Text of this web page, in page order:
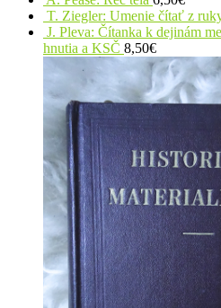
T. Ziegler: Umenie čítať z
J. Pleva: Čítanka k dejinám
hnutia a KSČ 8,50€